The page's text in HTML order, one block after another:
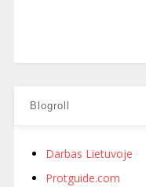
Blogroll
Darbas Lietuvoje
Protguide.com